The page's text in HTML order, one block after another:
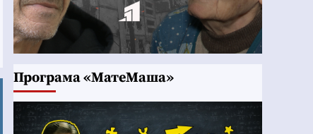
Програма «МатеМаша»